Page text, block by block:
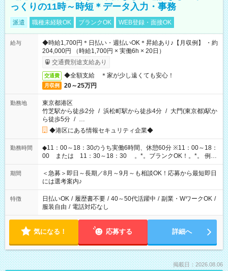
っくりの11時～時短＊データ入力・事務
派遣 職種未経験OK ブランクOK WEB登録・面接OK
給与
◆時給1,700円＊日払い・週払いOK＊昇給あり♪【月収例】 ・約
204,000円 （時給1,700円 × 実働6h × 20日）
交通費別途支給あり
交通費 ◆全額支給 ＊家が少し遠くても安心！
月収例 20～25万円
勤務地
東京都港区
竹芝駅から徒歩2分 / 浜松町駅から徒歩4分 / 大門(東京都)駅か
ら徒歩5分 / …
◆港区にある情報セキュリティ企業◆
勤務時間
◆11：00～18：30のうち実働6時間、休憩60分 ※11：00～18：
00 または 11：30～18：30 。*。ブランクOK！。*。 例え
ば前職が、 在宅/財団法人/事務/コールセンター/受付/販売/カフェ
スタッフ スイーツ販売/ホテルフロント/化粧品販売/など 様々な
業界から入社して活躍されています♪
期間
＜急募＞即日～長期／8月～9月～も相談OK！応募から最短即日
には選考案内♪
特徴 日払いOK / 履歴書不要 / 40～50代活躍中 / 副業・WワークOK /
服装自由 / 電話対応なし
気になる！ 応募する 詳細へ
掲載日：2026.08.06